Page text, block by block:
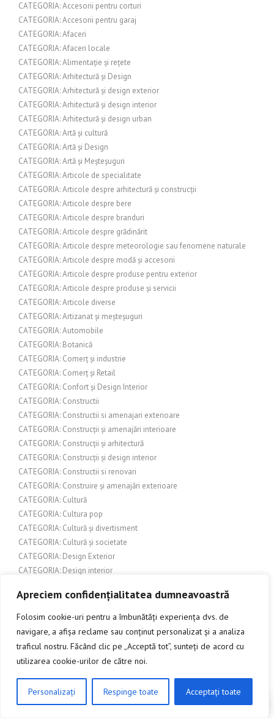
Apreciem confidențialitatea dumneavoastră
Folosim cookie-uri pentru a îmbunătăți experiența dvs. de
navigare, a afișa reclame sau conținut personalizat și a analiza
traficul nostru. Făcând clic pe „Acceptă tot”, sunteți de acord cu
utilizarea cookie-urilor de către noi.
Personalizați Respinge toate Acceptați toate
CATEGORIA: Accesorii pentru corturi
CATEGORIA: Accesorii pentru garaj
CATEGORIA: Afaceri
CATEGORIA: Afaceri locale
CATEGORIA: Alimentație și rețete
CATEGORIA: Arhitectură și Design
CATEGORIA: Arhitectură și design exterior
CATEGORIA: Arhitectură și design interior
CATEGORIA: Arhitectură și design urban
CATEGORIA: Artă și cultură
CATEGORIA: Artă și Design
CATEGORIA: Artă și Meșteșuguri
CATEGORIA: Articole de specialitate
CATEGORIA: Articole despre arhitectură și construcții
CATEGORIA: Articole despre bere
CATEGORIA: Articole despre branduri
CATEGORIA: Articole despre grădinărit
CATEGORIA: Articole despre meteorologie sau fenomene naturale
CATEGORIA: Articole despre modă și accesorii
CATEGORIA: Articole despre produse pentru exterior
CATEGORIA: Articole despre produse și servicii
CATEGORIA: Articole diverse
CATEGORIA: Artizanat și meșteșuguri
CATEGORIA: Automobile
CATEGORIA: Botanică
CATEGORIA: Comerț și industrie
CATEGORIA: Comerț și Retail
CATEGORIA: Confort și Design Interior
CATEGORIA: Constructii
CATEGORIA: Constructii si amenajari exterioare
CATEGORIA: Construcții și amenajări interioare
CATEGORIA: Construcții și arhitectură
CATEGORIA: Construcții și design interior
CATEGORIA: Constructii si renovari
CATEGORIA: Construire și amenajări exterioare
CATEGORIA: Cultură
CATEGORIA: Cultura pop
CATEGORIA: Cultură și divertisment
CATEGORIA: Cultură și societate
CATEGORIA: Design Exterior
CATEGORIA: Design interior
CATEGORIA: Design și inspirație pentru grădină
CATEGORIA: Economie/Finanțe
CATEGORIA: Finanțe și Bănci
CATEGORIA: Ghiduri și Resurse Locale
CATEGORIA: Grădină și Terase
CLICK AICI PENTRU A DISCUTA